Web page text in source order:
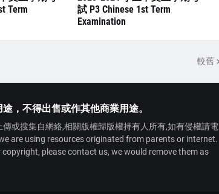
Term
試 P3 Chinese 1st Term
Examination
較舊
，不得出售或作其他商業用途。
或搜集自網絡,相關版權歸版權持有人所有,如有侵權請電
are using resources originated from parents or internet.
please contact us, we would remove them as